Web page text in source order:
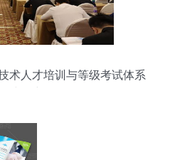
术人才培训与等级考试体系